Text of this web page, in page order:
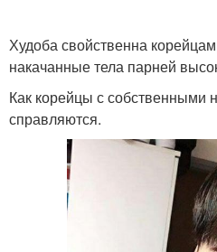
Прически в древнем
Японские прически
Худоба свойственна
накачанные тела парней
Как корейцы с собственными
справляются.